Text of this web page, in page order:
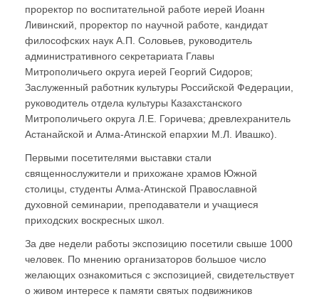
проректор по воспитательной работе иерей Иоанн
Ливинский, проректор по научной работе, кандидат
философских наук А.П. Соловьев, руководитель
административного секретариата Главы
Митрополичьего округа иерей Георгий Сидоров;
Заслуженный работник культуры Российской Федерации,
руководитель отдела культуры Казахстанского
Митрополичьего округа Л.Е. Горичева; древлехранитель
Астанайской и Алма-Атинской епархии М.Л. Ивашко).
Первыми посетителями выставки стали
священнослужители и прихожане храмов Южной
столицы, студенты Алма-Атинской Православной
духовной семинарии, преподаватели и учащиеся
приходских воскресных школ.
За две недели работы экспозицию посетили свыше 1000
человек. По мнению организаторов большое число
желающих ознакомиться с экспозицией, свидетельствует
о живом интересе к памяти святых подвижников